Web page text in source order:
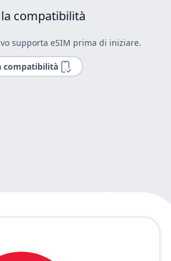
compatibilità
supporta eSIM prima di iniziare.
compatibilità